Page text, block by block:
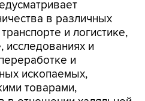
и логистике,
исследованиях и
и
ископаемых,
товарами,
в отношении халяльной